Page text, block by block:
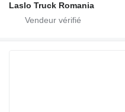
Laslo Truck Romania